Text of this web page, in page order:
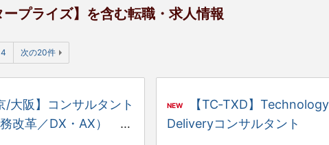
ープライズ】を含む転職・求人情報
4 次の20件
/大阪】コンサルタント
務改革／DX・AX） ※
NEW
【TC‐TXD】
Deliveryコンサルタント